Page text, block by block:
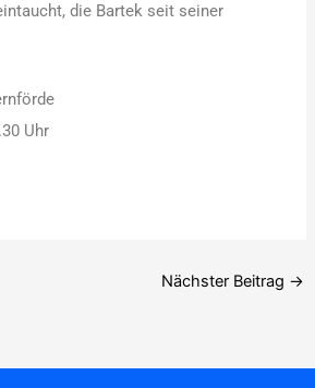
die Bartek seit seiner
Uhr
Nächster Beitrag →